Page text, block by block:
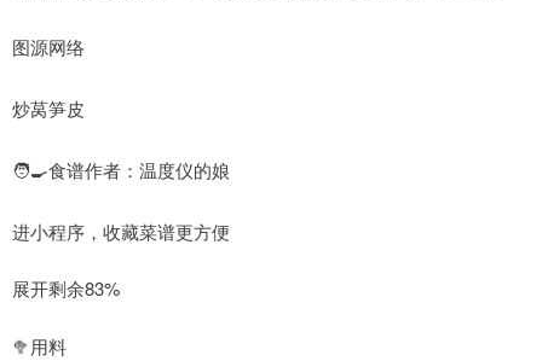
图源网络
炒莴笋皮
🧑🍳食谱作者：温度仪的娘
进小程序，收藏菜谱更方便
展开剩余83%
🥦用料